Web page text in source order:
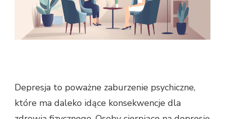
Depresja to poważne zaburzenie psychiczne,
które ma daleko idące konsekwencje dla